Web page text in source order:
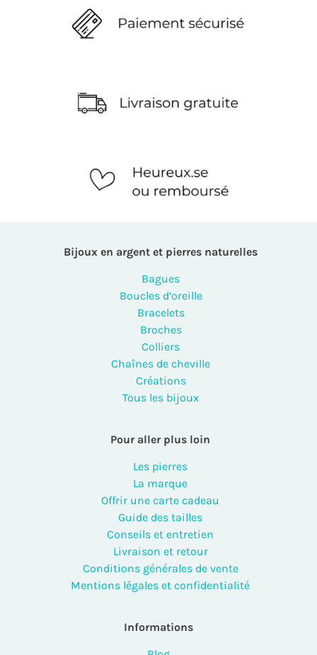
Bijoux en argent et pierres naturelles
Bagues
Boucles d’oreille
Bracelets
Broches
Colliers
Chaînes de cheville
Créations
Tous les bijoux
Pour aller plus loin
Les pierres
La marque
Offrir une carte cadeau
Guide des tailles
Conseils et entretien
Livraison et retour
Conditions générales de vente
Mentions légales et confidentialité
Informations